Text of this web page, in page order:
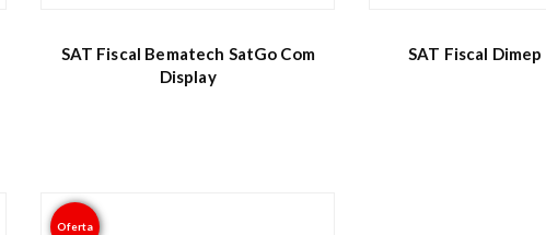
SAT Fiscal Bematech SatGo Com
Display
SAT Fiscal
Oferta